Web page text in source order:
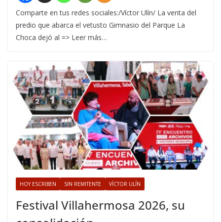
Comparte en tus redes sociales:/Víctor Ulín/ La venta del
predio que abarca el vetusto Gimnasio del Parque La
Choca dejó al => Leer más…
HOY ESCRIBEN SIN REMITENTE VÍCTOR ULÍN
Festival Villahermosa 2026, su